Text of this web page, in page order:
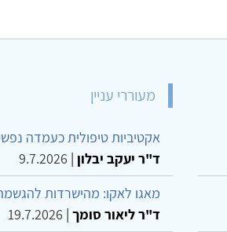
מעוררי עניין
אקטיביות טיפולית כעמדה
ד"ר יעקב יבלון |
9.7.2026
מאגו לאקו: מהישרדות
ד"ר ליאור סומך |
19.7.2026